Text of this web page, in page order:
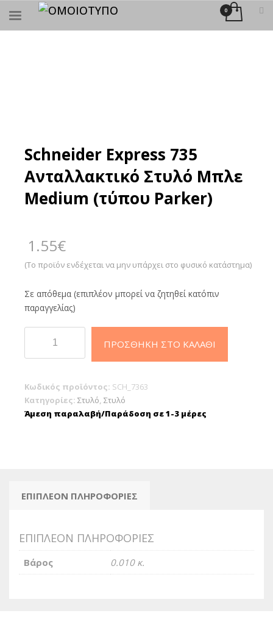
ΑΝΑΖΉΤΗΣΗ
Schneider Express 735
Ανταλλακτικό Στυλό Μπλε
Medium (τύπου Parker)
1.55€
(Το προϊόν ενδέχεται να μην υπάρχει στο φυσικό κατάστημα)
Σε απόθεμα (επιπλέον μπορεί να ζητηθεί κατόπιν
παραγγελίας)
Express
Στυλό
Μπλε
ΠΡΟΣΘΉΚΗ ΣΤΟ ΚΑΛΆΘΙ
Κωδικός προϊόντος: SCH_7363
Κατηγορίες: Στυλό, Στυλό
Άμεση παραλαβή/Παράδοση σε 1-3 μέρες
ΕΠΙΠΛΈΟΝ ΠΛΗΡΟΦΟΡΊΕΣ
ΕΠΙΠΛΈΟΝ ΠΛΗΡΟΦΟΡΊΕΣ
Βάρος 0.010 κ.